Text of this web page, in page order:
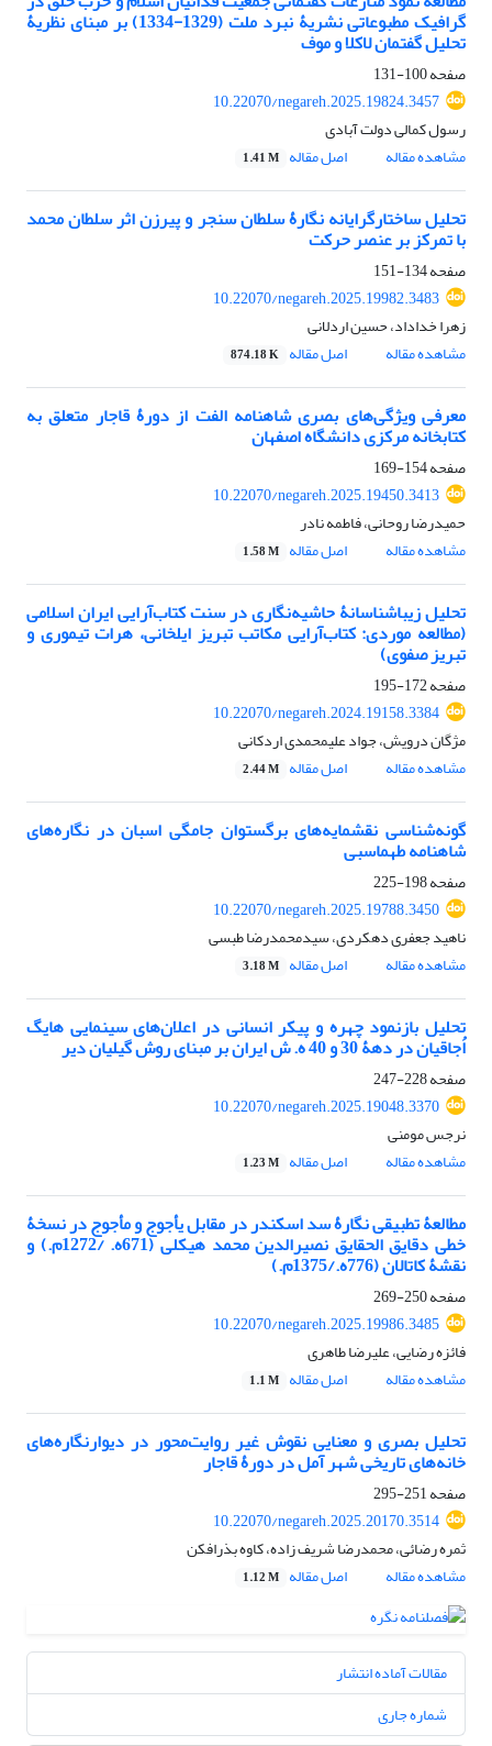
گرافیک مطبوعاتی نشریۀ نبرد ملت (1329-1334) بر مبنای نظریۀ
تحلیل گفتمان لاکلا و موف
صفحه100-131
10.22070/negareh.2025.19824.3457
رسول کمالی دولت آبادی
مشاهده مقاله
اصل مقاله 1.41 M
تحلیل ساختارگرایانه نگارۀ سلطان سنجر و پیرزن اثر سلطان محمد
با تمرکز بر عنصر حرکت
صفحه134-151
10.22070/negareh.2025.19982.3483
زهرا خداداد، حسین اردلانی
مشاهده مقاله
اصل مقاله 874.18 K
معرفی ویژگی‌های بصری شاهنامه الفت از دورۀ قاجار متعلق به
کتابخانه‌ مرکزی دانشگاه اصفهان
صفحه154-169
10.22070/negareh.2025.19450.3413
حمیدرضا روحانی، فاطمه نادر
مشاهده مقاله
اصل مقاله 1.58 M
تحلیل زیباشناسانۀ حاشیه‌نگاری در سنت کتاب‌آرایی ایران اسلامی
(مطالعه موردی: کتاب‌آرایی مکاتب تبریز ایلخانی، هرات تیموری و
تبریز صفوی)
صفحه172-195
10.22070/negareh.2024.19158.3384
مژگان درویش، جواد علیمحمدی اردکانی
مشاهده مقاله
اصل مقاله 2.44 M
گونه‌شناسی نقشمایه‌های برگستوان جامگی اسبان در نگاره‌های
شاهنامه طهماسبی
صفحه198-225
10.22070/negareh.2025.19788.3450
ناهید جعفری دهکردی، سیدمحمدرضا طبسی
مشاهده مقاله
اصل مقاله 3.18 M
تحلیل بازنمود چهره و پیکر انسانی در اعلان‌های سینمایی هایگ
اُجاقیان در دهۀ 30 و 40 ه. ش ایران بر مبنای روش گیلیان دیر
صفحه228-247
10.22070/negareh.2025.19048.3370
نرجس مومنی
مشاهده مقاله
اصل مقاله 1.23 M
مطالعۀ تطبیقی نگارۀ سد اسکندر در مقابل یأجوج و مأجوج در نسخۀ
خطی دقایق الحقایق نصیرالدین محمد هیکلی (671ه. /1272م.) و
نقشۀ کاتالان (776ه./1375م.)
صفحه250-269
10.22070/negareh.2025.19986.3485
فائزه رضایی، علیرضا طاهری
مشاهده مقاله
اصل مقاله 1.1 M
تحلیل بصری و معنایی نقوش غیر روایت‌محور در دیوارنگاره‌های
خانه‌های تاریخی شهر آمل در دورۀ قاجار
صفحه251-295
10.22070/negareh.2025.20170.3514
ثمره رضائی، محمدرضا شریف زاده، کاوه بذرافکن
مشاهده مقاله
اصل مقاله 1.12 M
مقالات آماده انتشار
شماره جاری